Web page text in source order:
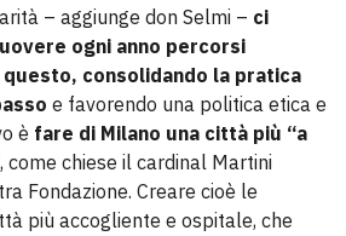
– aggiunge don Selmi – ci
ogni anno percorsi
consolidando la pratica
e favorendo una politica etica e
è fare di Milano una città più “a
, come chiese il cardinal Martini
Fondazione. Creare cioè le
più accogliente e ospitale, che